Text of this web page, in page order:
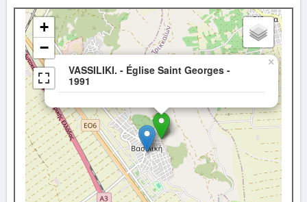
VASSILIKI. - Église Saint Georges -
1991
×
+
−